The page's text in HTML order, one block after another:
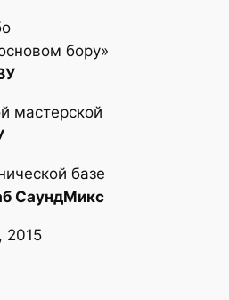
бору»
мастерской
базе
СаундМикс
2015